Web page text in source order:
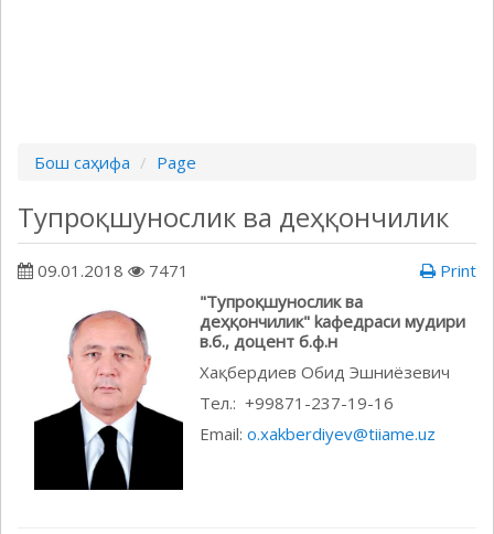
Бош саҳифа Page
Тупроқшунослик ва деҳқончилик
09.01.2018 7471
Print
"Тупроқшунослик ва
деҳқончилик" kафедраcи мудири
в.б., доцент б.ф.н
Хақбердиев Обид Эшниёзевич
Тел.: +99871-237-19-16
Email: o.xakberdiyev@tiiame.uz